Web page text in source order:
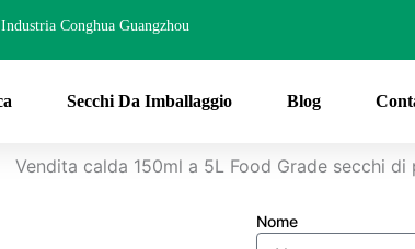
Industria Conghua Guangzhou
Secchi Da Imballaggio Blog
Vendita calda 150ml a 5L Food Grade secchi di
Nome